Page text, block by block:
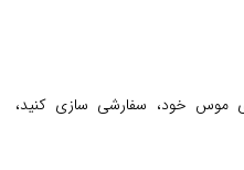
موس خود، سفارشی سازی کنید،